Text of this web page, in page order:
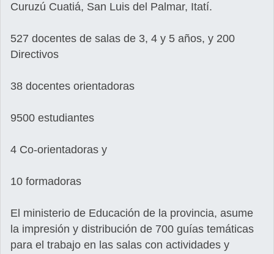
Curuzú Cuatiá, San Luis del Palmar, Itatí.
527 docentes de salas de 3, 4 y 5 años, y 200
Directivos
38 docentes orientadoras
9500 estudiantes
4 Co-orientadoras y
10 formadoras
El ministerio de Educación de la provincia, asume
la impresión y distribución de 700 guías temáticas
para el trabajo en las salas con actividades y